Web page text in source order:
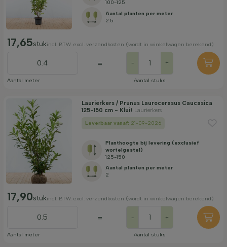
100-125
Aantal planten per meter
2.5
17,65stukincl. BTW. excl. verzendkosten (wordt in winkelwagen berekend)
Aantal meter
= - +
Aantal stuks
Laurierkers / Prunus Laurocerasus Caucasica
125-150 cm - Kluit Laurierkers
Leverbaar vanaf: 21-09-2026
Planthoogte bij levering (exclusief
wortelgestel)
125-150
Aantal planten per meter
2
17,90stukincl. BTW. excl. verzendkosten (wordt in winkelwagen berekend)
Aantal meter
= - +
Aantal stuks